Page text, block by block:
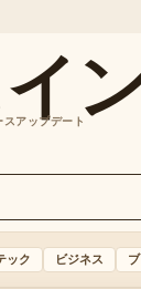
アップデート
ック ビジネス